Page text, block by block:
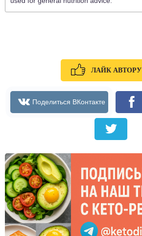
ЛАЙК АВТОРУ